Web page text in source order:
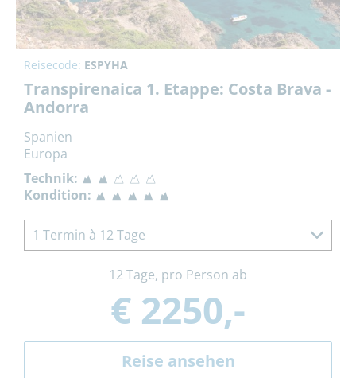
Reisecode: ESPYHA
Transpirenaica 1. Etappe: Costa Brava -
Andorra
Spanien
Europa
Technik:
Kondition:
1 Termin à 12 Tage
12 Tage, pro Person ab
€ 2250,-
Reise ansehen